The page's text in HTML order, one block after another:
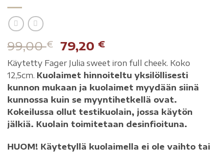
99,00€ 79,20 €
Käytetty Fager Julia sweet iron full cheek. Koko
12,5cm. Kuolaimet hinnoiteltu yksilöllisesti
kunnon mukaan ja kuolaimet myydään siinä
kunnossa kuin se myyntihetkellä ovat.
Kokeilussa ollut testikuolain, jossa käytön
jälkiä. Kuolain toimitetaan desinfioituna.
HUOM! Käytetyllä kuolaimella ei ole vaihto tai